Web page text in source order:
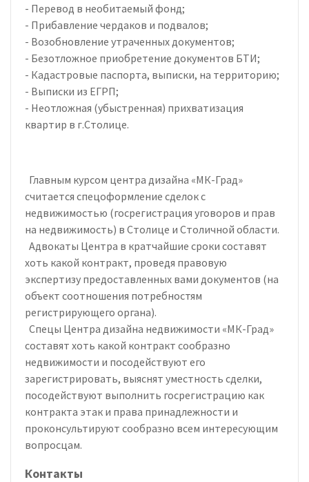
- Перевод в необитаемый фонд;
- Прибавление чердаков и подвалов;
- Возобновление утраченных документов;
- Безотложное приобретение документов БТИ;
- Кадастровые паспорта, выписки, на территорию;
- Выписки из ЕГРП;
- Неотложная (убыстренная) прихватизация
квартир в г.Столице.
Главным курсом центра дизайна «МК-Град»
считается спецоформление сделок с
недвижимостью (госрегистрация уговоров и прав
на недвижимость) в Столице и Столичной области.
Адвокаты Центра в кратчайшие сроки составят
хоть какой контракт, проведя правовую
экспертизу предоставленных вами документов (на
объект соотношения потребностям
регистрирующего органа).
Спецы Центра дизайна недвижимости «МК-Град»
составят хоть какой контракт сообразно
недвижимости и посодействуют его
зарегистрировать, выяснят уместность сделки,
посодействуют выполнить госрегистрацию как
контракта этак и права принадлежности и
проконсультируют сообразно всем интересующим
вопросцам.
Контакты